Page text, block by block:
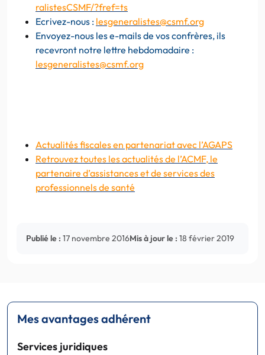
ralistesCSMF/?fref=ts
Ecrivez-nous : lesgeneralistes@csmf.org
Envoyez-nous les e-mails de vos confrères, ils
recevront notre lettre hebdomadaire :
lesgeneralistes@csmf.org
Actualités fiscales en partenariat avec l’AGAPS
Retrouvez toutes les actualités de l’ACMF, le
partenaire d’assistances et de services des
professionnels de santé
Publié le : 17 novembre 2016Mis à jour le : 18 février 2019
Mes avantages adhérent
Services juridiques